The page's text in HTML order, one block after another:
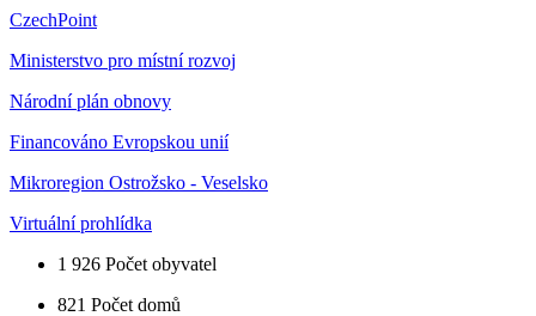
CzechPoint
Ministerstvo pro místní rozvoj
Národní plán obnovy
Financováno Evropskou unií
Mikroregion Ostrožsko - Veselsko
Virtuální prohlídka
1 926 Počet obyvatel
821 Počet domů